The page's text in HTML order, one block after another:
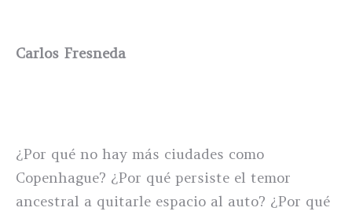
Carlos Fresneda
¿Por qué no hay más ciudades como
Copenhague? ¿Por qué persiste el temor
ancestral a quitarle espacio al auto? ¿Por qué